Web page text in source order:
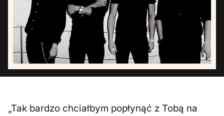
„Tak bardzo chciałbym popłynąć z Tobą na